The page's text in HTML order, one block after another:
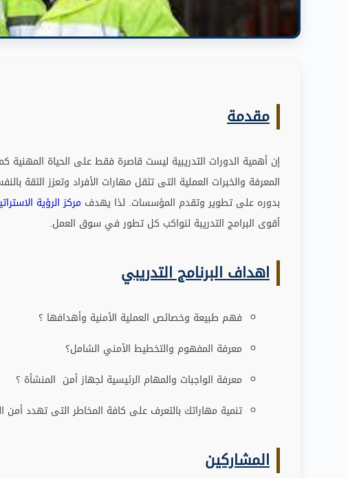
مقدمة
إن أهمية الدورات التدريبية ليست قاصرة فقط على الحياة المهنية
المعرفة والخبرات العملية التى تثقل مهارات الأفراد وتعزز الثقة
بدوره على تطوير وتقدم المؤسسات. لذا يهدف مركز الرؤية
أقوى البرامج التدريبة لنواكب كل تطور في سوق العمل.
اهداف البرنامج التدريبي
فهم طبيعة وخصائص العملية الأمنية وأهدافها ؟
معرفة المفهوم والتخطيط الأمني الشامل؟
معرفة الواجبات والمهام الرئيسية لجهاز أمن المنشأة ؟
تنمية مهاراتك بالتعرف على كافة المخاطر التى تهدد أمن
المشاركين